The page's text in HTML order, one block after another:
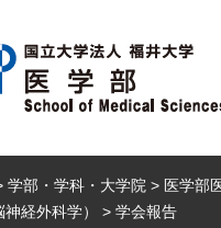
学部・学科・大学院 > 医学部
経外科学）
> 学会報告